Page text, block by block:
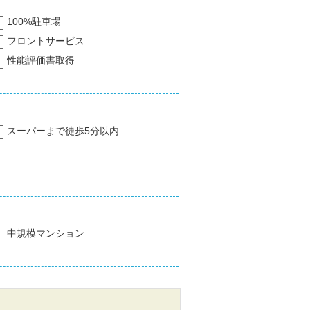
100%駐車場
フロントサービス
性能評価書取得
スーパーまで徒歩5分以内
中規模マンション